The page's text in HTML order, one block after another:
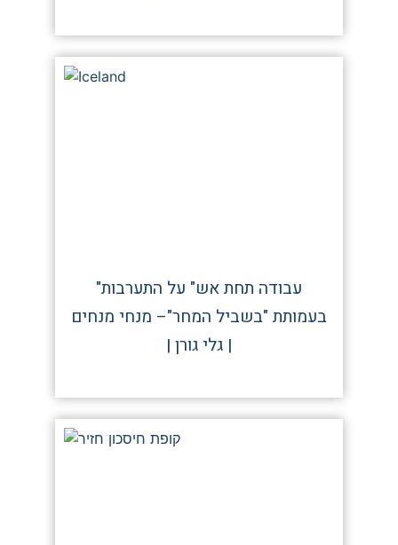
"עבודה תחת אש" על התערבות
בעמותת "בשביל המחר"– מנחי מנחים
| גלי גורן |